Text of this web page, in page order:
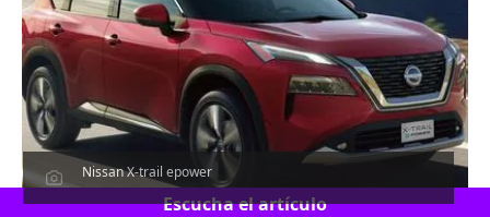
Nissan X-trail epower
Escucha el artículo